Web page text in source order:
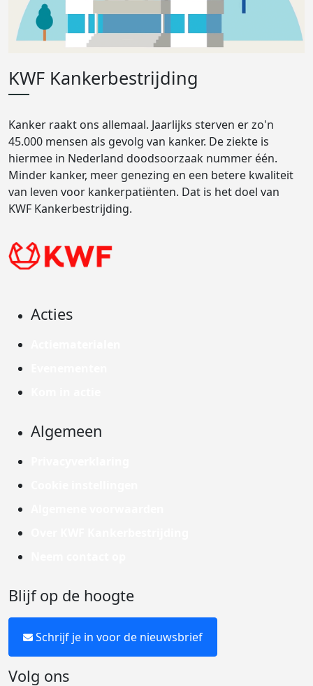
KWF Kankerbestrijding
Kanker raakt ons allemaal. Jaarlijks sterven er zo'n
45.000 mensen als gevolg van kanker. De ziekte is
hiermee in Nederland doodsoorzaak nummer één.
Minder kanker, meer genezing en een betere kwaliteit
van leven voor kankerpatiënten. Dat is het doel van
KWF Kankerbestrijding.
Acties
Algemeen
Blijf op de hoogte
Schrijf je in voor de nieuwsbrief
Volg ons